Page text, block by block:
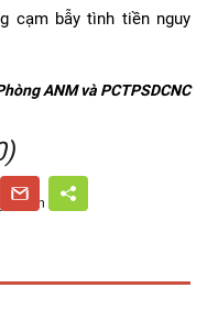
cạm bẫy tình tiền nguy
ANM và PCTPSDCNC